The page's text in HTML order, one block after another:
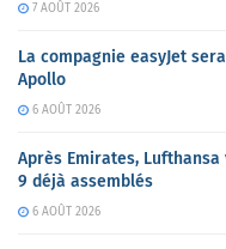
7 AOÛT 2026
La compagnie easyJet
Apollo
6 AOÛT 2026
Après Emirates,
9 déjà assemblés
6 AOÛT 2026